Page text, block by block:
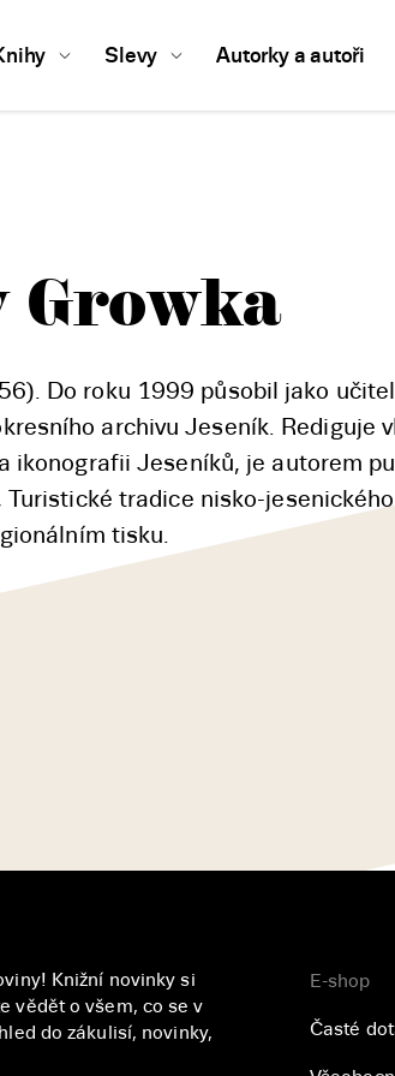
Slevy Autorky a autoři
Growka
Do roku 1999 působil jako
archivu Jeseník. Rediguje
ikonografii Jeseníků, je autorem
tradice nisko-
tisku.
Knižní novinky si
vědět o všem, co se v
do zákulisí, novinky,
E-shop
Časté